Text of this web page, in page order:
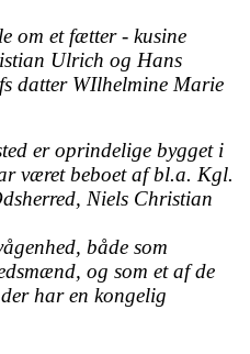
om et fætter - kusine
Ulrich og Hans
datter WIlhelmine Marie
er oprindelige bygget i
været beboet af bl.a. Kgl.
Niels Christian
både som
og som et af de
har en kongelig